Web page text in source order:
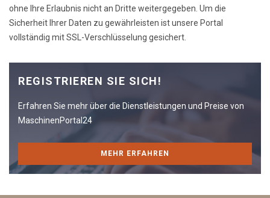
ohne Ihre Erlaubnis nicht an Dritte weitergegeben. Um die
Sicherheit Ihrer Daten zu gewährleisten ist unsere Portal
vollständig mit SSL-Verschlüsselung gesichert.
REGISTRIEREN SIE SICH!
Erfahren Sie mehr über die Dienstleistungen und Preise von
MaschinenPortal24
MEHR ERFAHREN